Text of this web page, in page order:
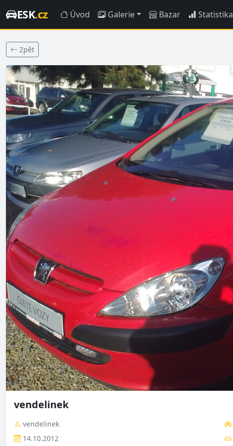
ESK.cz Úvod Galerie Bazar Statistika
Zpět
vendelinek
vendelinek
14.10.2012